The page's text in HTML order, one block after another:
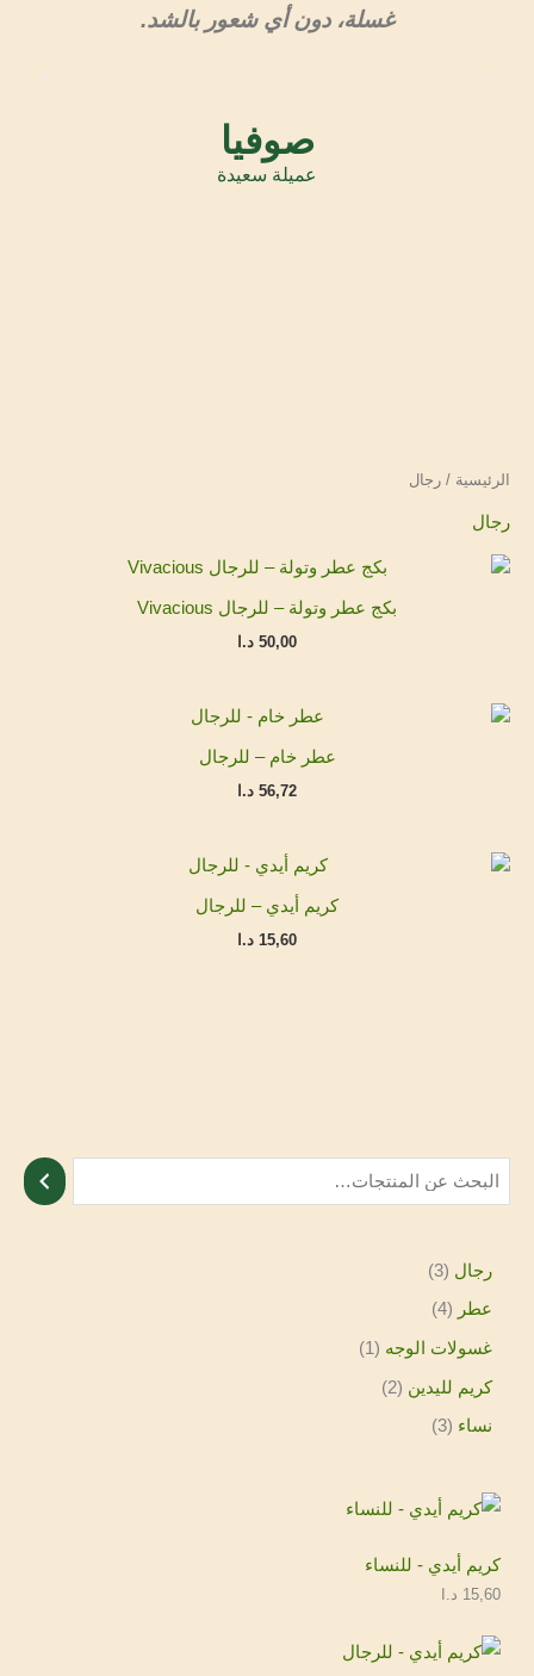
غسلة، دون أي شعور بالشد.
صوفيا
عميلة سعيدة
رجال 3
عطر 4
غسولات الوجه 1
كريم لليدين 2
نساء 3
كريم أيدي - للنساء
15,60 د.ا
الرئيسية / رجال
رجال
بكج عطر وتولة – للرجال Vivacious
50,00 د.ا
عطر خام – للرجال
56,72 د.ا
كريم أيدي – للرجال
15,60 د.ا